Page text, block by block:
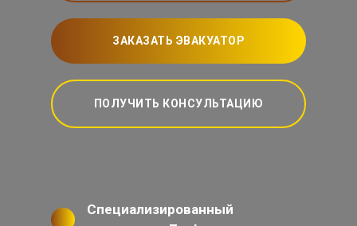
ЗАКАЗАТЬ ЭВАКУАТОР
ПОЛУЧИТЬ КОНСУЛЬТАЦИЮ
Специализированный